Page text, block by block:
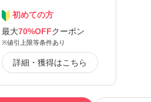
初めての方
最大70%OFFクーポン
※値引上限等条件あり
詳細・獲得はこちら